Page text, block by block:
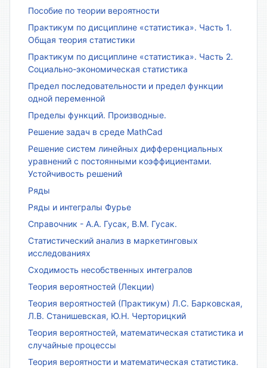
Пособие по теории вероятности
Практикум по дисциплине «статистика». Часть 1.
Общая теория статистики
Практикум по дисциплине «статистика». Часть 2.
Социально-экономическая статистика
Предел последовательности и предел функции
одной переменной
Пределы функций. Производные.
Решение задач в среде MathCad
Решение систем линейных дифференциальных
уравнений с постоянными коэффициентами.
Устойчивость решений
Ряды
Ряды и интегралы Фурье
Справочник - А.А. Гусак, В.М. Гусак.
Статистический анализ в маркетинговых
исследованиях
Сходимость несобственных интегралов
Теория вероятностей (Лекции)
Теория вероятностей (Практикум) Л.С. Барковская,
Л.В. Станишевская, Ю.Н. Черторицкий
Теория вероятностей, математическая статистика и
случайные процессы
Теория вероятности и математическая статистика.